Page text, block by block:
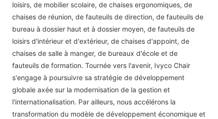
loisirs, de mobilier scolaire, de chaises ergonomiques, de
chaises de réunion, de fauteuils de direction, de fauteuils de
bureau à dossier haut et à dossier moyen, de fauteuils de
loisirs d'intérieur et d'extérieur, de chaises d'appoint, de
chaises de salle à manger, de bureaux d'école et de
fauteuils de formation. Tournée vers l'avenir, Ivyco Chair
s'engage à poursuivre sa stratégie de développement
globale axée sur la modernisation de la gestion et
l'internationalisation. Par ailleurs, nous accélérons la
transformation du modèle de développement économique et